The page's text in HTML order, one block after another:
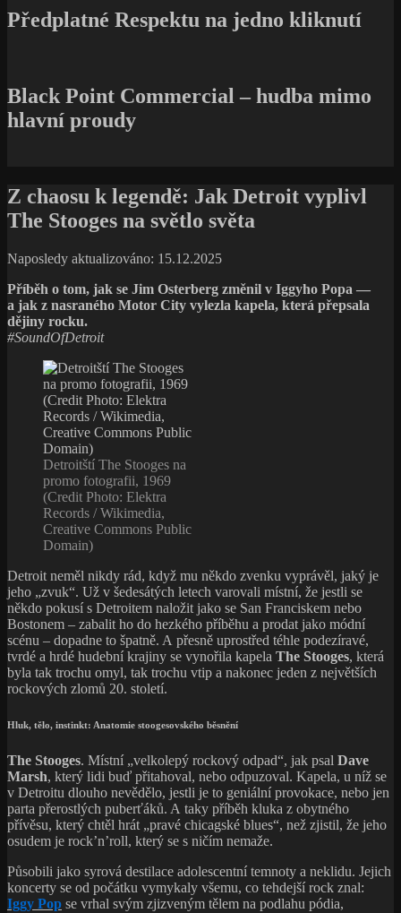
Předplatné Respektu na jedno kliknutí
Black Point Commercial – hudba mimo
hlavní proudy
Z chaosu k legendě: Jak Detroit vyplivl
The Stooges na světlo světa
Naposledy aktualizováno: 15.12.2025
Příběh o tom, jak se Jim Osterberg změnil v Iggyho Popa —
a jak z nasraného Motor City vylezla kapela, která přepsala
dějiny rocku.
#SoundOfDetroit
Detroitští The Stooges na
promo fotografii, 1969
(Credit Photo: Elektra
Records / Wikimedia,
Creative Commons Public
Domain)
Detroit neměl nikdy rád, když mu někdo zvenku vyprávěl, jaký je
jeho „zvuk“. Už v šedesátých letech varovali místní, že jestli se
někdo pokusí s Detroitem naložit jako se San Franciskem nebo
Bostonem – zabalit ho do hezkého příběhu a prodat jako módní
scénu – dopadne to špatně. A přesně uprostřed téhle podezíravé,
tvrdé a hrdé hudební krajiny se vynořila kapela The Stooges, která
byla tak trochu omyl, tak trochu vtip a nakonec jeden z největších
rockových zlomů 20. století.
Hluk, tělo, instinkt: Anatomie stoogesovského běsnění
The Stooges. Místní „velkolepý rockový odpad“, jak psal Dave
Marsh, který lidi buď přitahoval, nebo odpuzoval. Kapela, u níž se
v Detroitu dlouho nevědělo, jestli je to geniální provokace, nebo jen
parta přerostlých puberťáků. A taky příběh kluka z obytného
přívěsu, který chtěl hrát „pravé chicagské blues“, než zjistil, že jeho
osudem je rock’n’roll, který se s ničím nemaže.
Působili jako syrová destilace adolescentní temnoty a neklidu. Jejich
koncerty se od počátku vymykaly všemu, co tehdejší rock znal:
Iggy Pop se vrhal svým zjizveným tělem na podlahu pódia,